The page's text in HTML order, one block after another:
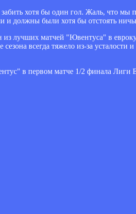
хотя бы один гол. Жаль, что мы
должны были хотя бы отстоять
лучших матчей "Ювентуса" в
сезона всегда тяжело из-за
в первом матче 1/2 финала Лиги